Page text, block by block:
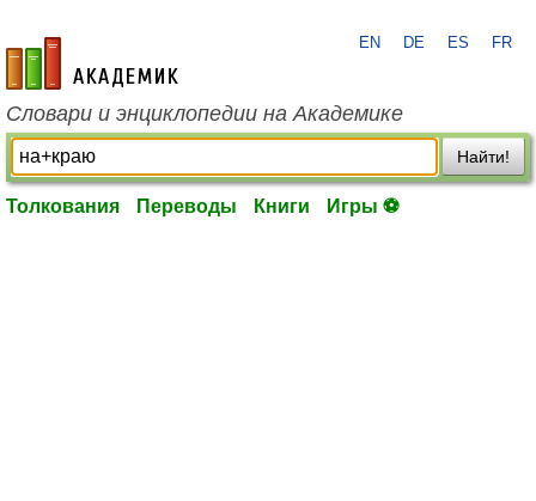
academic.ru
EN DE ES FR
Словари и энциклопедии на Академике
Найти!
Толкования Переводы Книги Игры ⚽